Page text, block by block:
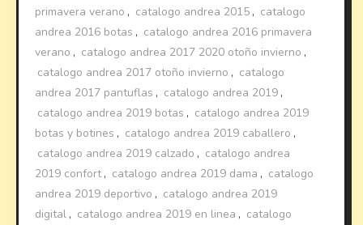
primavera verano , catalogo andrea 2015 , catalogo
andrea 2016 botas , catalogo andrea 2016 primavera
verano , catalogo andrea 2017 2020 otoño invierno ,
catalogo andrea 2017 otoño invierno , catalogo
andrea 2017 pantuflas , catalogo andrea 2019 ,
catalogo andrea 2019 botas , catalogo andrea 2019
botas y botines , catalogo andrea 2019 caballero ,
catalogo andrea 2019 calzado , catalogo andrea
2019 confort, catalogo andrea 2019 dama , catalogo
andrea 2019 deportivo , catalogo andrea 2019
digital , catalogo andrea 2019 en linea , catalogo